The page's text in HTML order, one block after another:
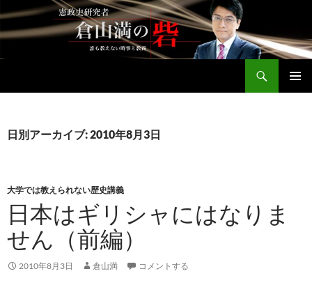
テ
ン
へ
ッ
日別アーカイブ: 2010年8月3日
大学では教えられない歴史講義
日本はギリシャにはなりま
せん（前編）
2010年8月3日 倉山満 コメントする